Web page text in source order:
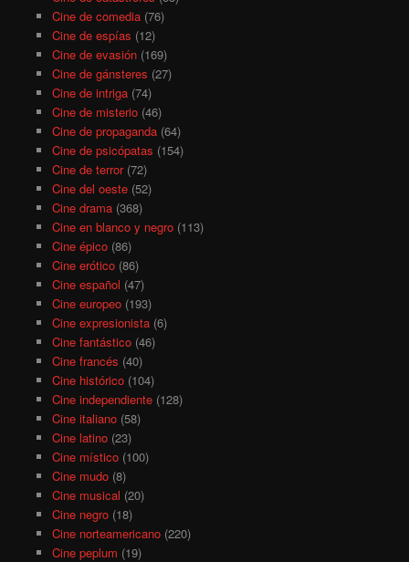
Cine de comedia(76)
Cine de espías (12)
Cine de evasión(169)
Cine de gánsteres (27)
Cine de intriga(74)
Cine de misterio(46)
Cine de propaganda(64)
Cine de psicópatas (154)
Cine de terror(72)
Cine del oeste(52)
Cine drama(368)
Cine en blanco y negro(113)
Cine épico(86)
Cine erótico(86)
Cine español (47)
Cine europeo(193)
Cine expresionista(6)
Cine fantástico(46)
Cine francés (40)
Cine histórico(104)
Cine independiente(128)
Cine italiano(58)
Cine latino(23)
Cine místico(100)
Cine mudo(8)
Cine musical (20)
Cine negro(18)
Cine norteamericano(220)
Cine peplum (19)